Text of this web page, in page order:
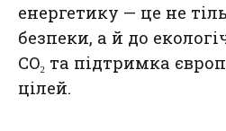
енергетику — це не
безпеки, а й до
CO₂ та підтримка
цілей.